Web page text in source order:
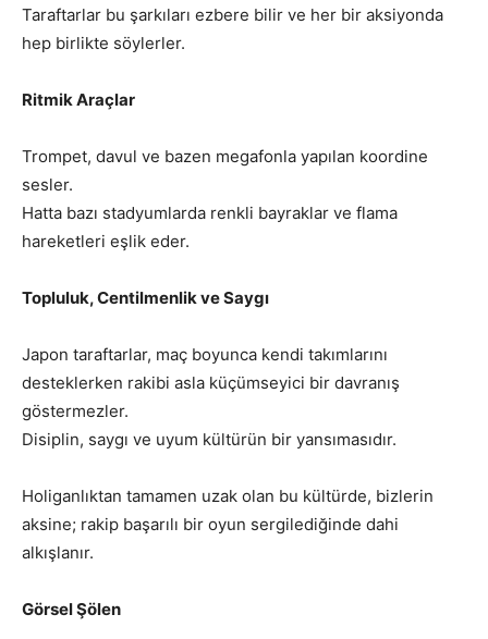
Taraftarlar bu şarkıları ezbere bilir ve her bir aksiyonda
hep birlikte söylerler.
Ritmik Araçlar
Trompet, davul ve bazen megafonla yapılan koordine
sesler.
Hatta bazı stadyumlarda renkli bayraklar ve flama
hareketleri eşlik eder.
Topluluk, Centilmenlik ve Saygı
Japon taraftarlar, maç boyunca kendi takımlarını
desteklerken rakibi asla küçümseyici bir davranış
göstermezler.
Disiplin, saygı ve uyum kültürün bir yansımasıdır.
Holiganlıktan tamamen uzak olan bu kültürde, bizlerin
aksine; rakip başarılı bir oyun sergilediğinde dahi
alkışlanır.
Görsel Şölen